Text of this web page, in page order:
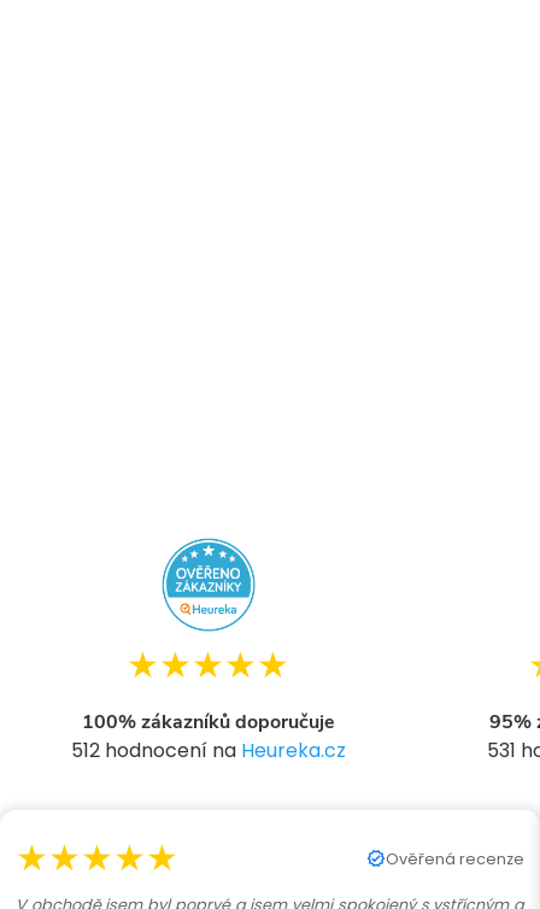
★★★★★
100% zákazníků doporučuje
512 hodnocení na Heureka.cz
95%
531
★★★★★ Ověřená recenze